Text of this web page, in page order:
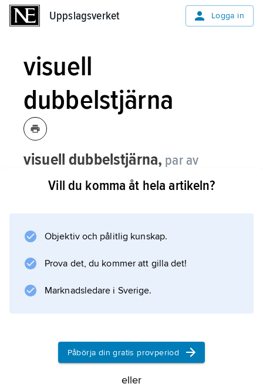
Uppslagsverket Logga in
visuell
dubbelstjärna
visuell dubbelstjärna, par av
stjärnor så nära varandra på himlen att
det normalt krävs teleskop för att
I de flesta fall rör det sig om sammanhörande
slumpmässigt sammanfallande synlinjer mot
två orelaterade objekt (optisk dubbelstjärna).
Information om artikeln
Vill du komma åt hela artikeln?
Objektiv och pålitlig kunskap.
Prova det, du kommer att gilla det!
Marknadsledare i Sverige.
Påbörja din gratis provperiod
eller